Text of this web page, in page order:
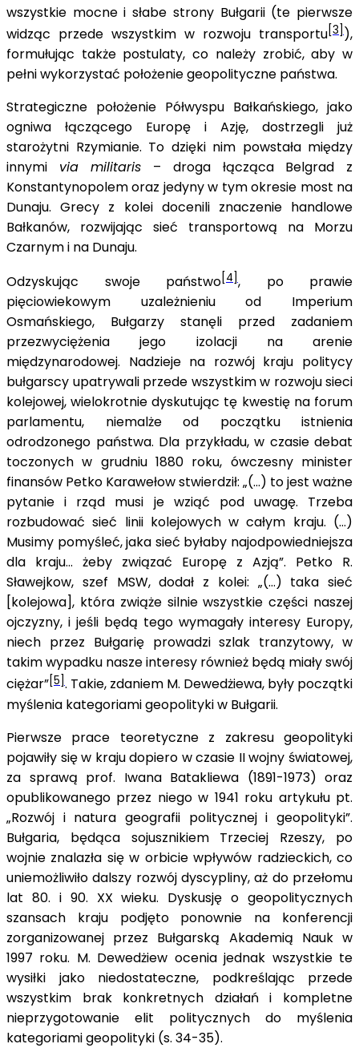
wszystkie mocne i słabe strony Bułgarii (te pierwsze
widząc przede wszystkim w rozwoju transportu[3] ),
formułując także postulaty, co należy zrobić, aby w
pełni wykorzystać położenie geopolityczne państwa.
Strategiczne położenie Półwyspu Bałkańskiego, jako
ogniwa łączącego Europę i Azję, dostrzegli już
starożytni Rzymianie. To dzięki nim powstała między
innymi via militaris – droga łącząca Belgrad z
Konstantynopolem oraz jedyny w tym okresie most na
Dunaju. Grecy z kolei docenili znaczenie handlowe
Bałkanów, rozwijając sieć transportową na Morzu
Czarnym i na Dunaju.
Odzyskując swoje państwo[4], po prawie
pięciowiekowym uzależnieniu od Imperium
Osmańskiego, Bułgarzy stanęli przed zadaniem
przezwyciężenia jego izolacji na arenie
międzynarodowej. Nadzieje na rozwój kraju politycy
bułgarscy upatrywali przede wszystkim w rozwoju sieci
kolejowej, wielokrotnie dyskutując tę kwestię na forum
parlamentu, niemalże od początku istnienia
odrodzonego państwa. Dla przykładu, w czasie debat
toczonych w grudniu 1880 roku, ówczesny minister
finansów Petko Karawełow stwierdził: „(…) to jest ważne
pytanie i rząd musi je wziąć pod uwagę. Trzeba
rozbudować sieć linii kolejowych w całym kraju. (…)
Musimy pomyśleć, jaka sieć byłaby najodpowiedniejsza
dla kraju… żeby związać Europę z Azją”. Petko R.
Sławejkow, szef MSW, dodał z kolei: „(…) taka sieć
[kolejowa], która zwiąże silnie wszystkie części naszej
ojczyzny, i jeśli będą tego wymagały interesy Europy,
niech przez Bułgarię prowadzi szlak tranzytowy, w
takim wypadku nasze interesy również będą miały swój
ciężar”[5]. Takie, zdaniem M. Dewedżiewa, były początki
myślenia kategoriami geopolityki w Bułgarii.
Pierwsze prace teoretyczne z zakresu geopolityki
pojawiły się w kraju dopiero w czasie II wojny światowej,
za sprawą prof. Iwana Batakliewa (1891-1973) oraz
opublikowanego przez niego w 1941 roku artykułu pt.
„Rozwój i natura geografii politycznej i geopolityki”.
Bułgaria, będąca sojusznikiem Trzeciej Rzeszy, po
wojnie znalazła się w orbicie wpływów radzieckich, co
uniemożliwiło dalszy rozwój dyscypliny, aż do przełomu
lat 80. i 90. XX wieku. Dyskusję o geopolitycznych
szansach kraju podjęto ponownie na konferencji
zorganizowanej przez Bułgarską Akademią Nauk w
1997 roku. M. Dewedżiew ocenia jednak wszystkie te
wysiłki jako niedostateczne, podkreślając przede
wszystkim brak konkretnych działań i kompletne
nieprzygotowanie elit politycznych do myślenia
kategoriami geopolityki (s. 34-35).